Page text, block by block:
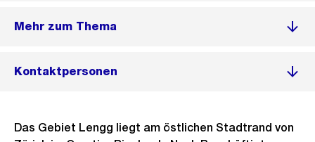
Mehr zum Thema
Kontaktpersonen
Das Gebiet Lengg liegt am östlichen Stadtrand von